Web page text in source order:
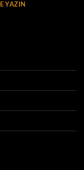
YAZIN